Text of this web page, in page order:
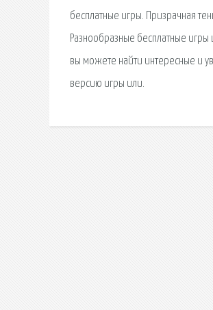
бесплатные игры. Призрачная
Разнообразные бесплатные
вы можете найти интересные и
версию игры или.